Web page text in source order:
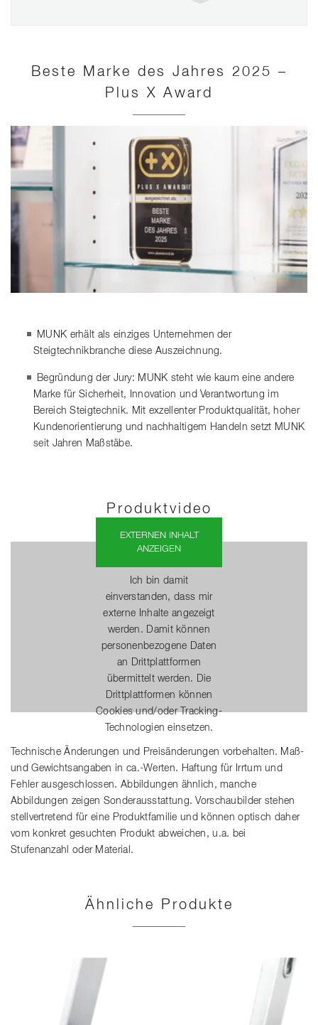
Beste Marke des Jahres 2025 –
Plus X Award
MUNK erhält als einziges Unternehmen der
Steigtechnikbranche diese Auszeichnung.
Begründung der Jury: MUNK steht wie kaum eine andere
Marke für Sicherheit, Innovation und Verantwortung im
Bereich Steigtechnik. Mit exzellenter Produktqualität, hoher
Kundenorientierung und nachhaltigem Handeln setzt MUNK
seit Jahren Maßstäbe.
Produktvideo
EXTERNEN INHALT
ANZEIGEN
Ich bin damit
einverstanden, dass mir
externe Inhalte angezeigt
werden. Damit können
personenbezogene Daten
an Drittplattformen
übermittelt werden. Die
Drittplattformen können
Cookies und/oder Tracking-
Technologien einsetzen.
Technische Änderungen und Preisänderungen vorbehalten. Maß-
und Gewichtsangaben in ca.-Werten. Haftung für Irrtum und
Fehler ausgeschlossen. Abbildungen ähnlich, manche
Abbildungen zeigen Sonderausstattung. Vorschaubilder stehen
stellvertretend für eine Produktfamilie und können optisch daher
vom konkret gesuchten Produkt abweichen, u.a. bei
Stufenanzahl oder Material.
Ähnliche Produkte